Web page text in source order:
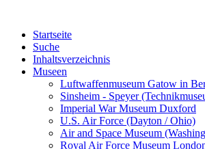
Startseite
Suche
Inhaltsverzeichnis
Museen
Luftwaffenmuseum Gatow in
Sinsheim - Speyer
Imperial War Museum Duxford
U.S. Air Force (Dayton / Ohio)
Air and Space Museum
Royal Air Force Museum